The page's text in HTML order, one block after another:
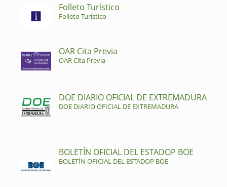
Folleto Turístico
Folleto Turístico
OAR Cita Previa
OAR Cita Previa
DOE DIARIO OFICIAL DE EXTREMADURA
DOE DIARIO OFICIAL DE EXTREMADURA
BOLETÍN OFICIAL DEL ESTADOP BOE
BOLETÍN OFICIAL DEL ESTADOP BOE